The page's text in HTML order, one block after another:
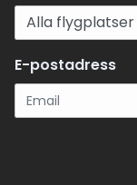
E-postadress